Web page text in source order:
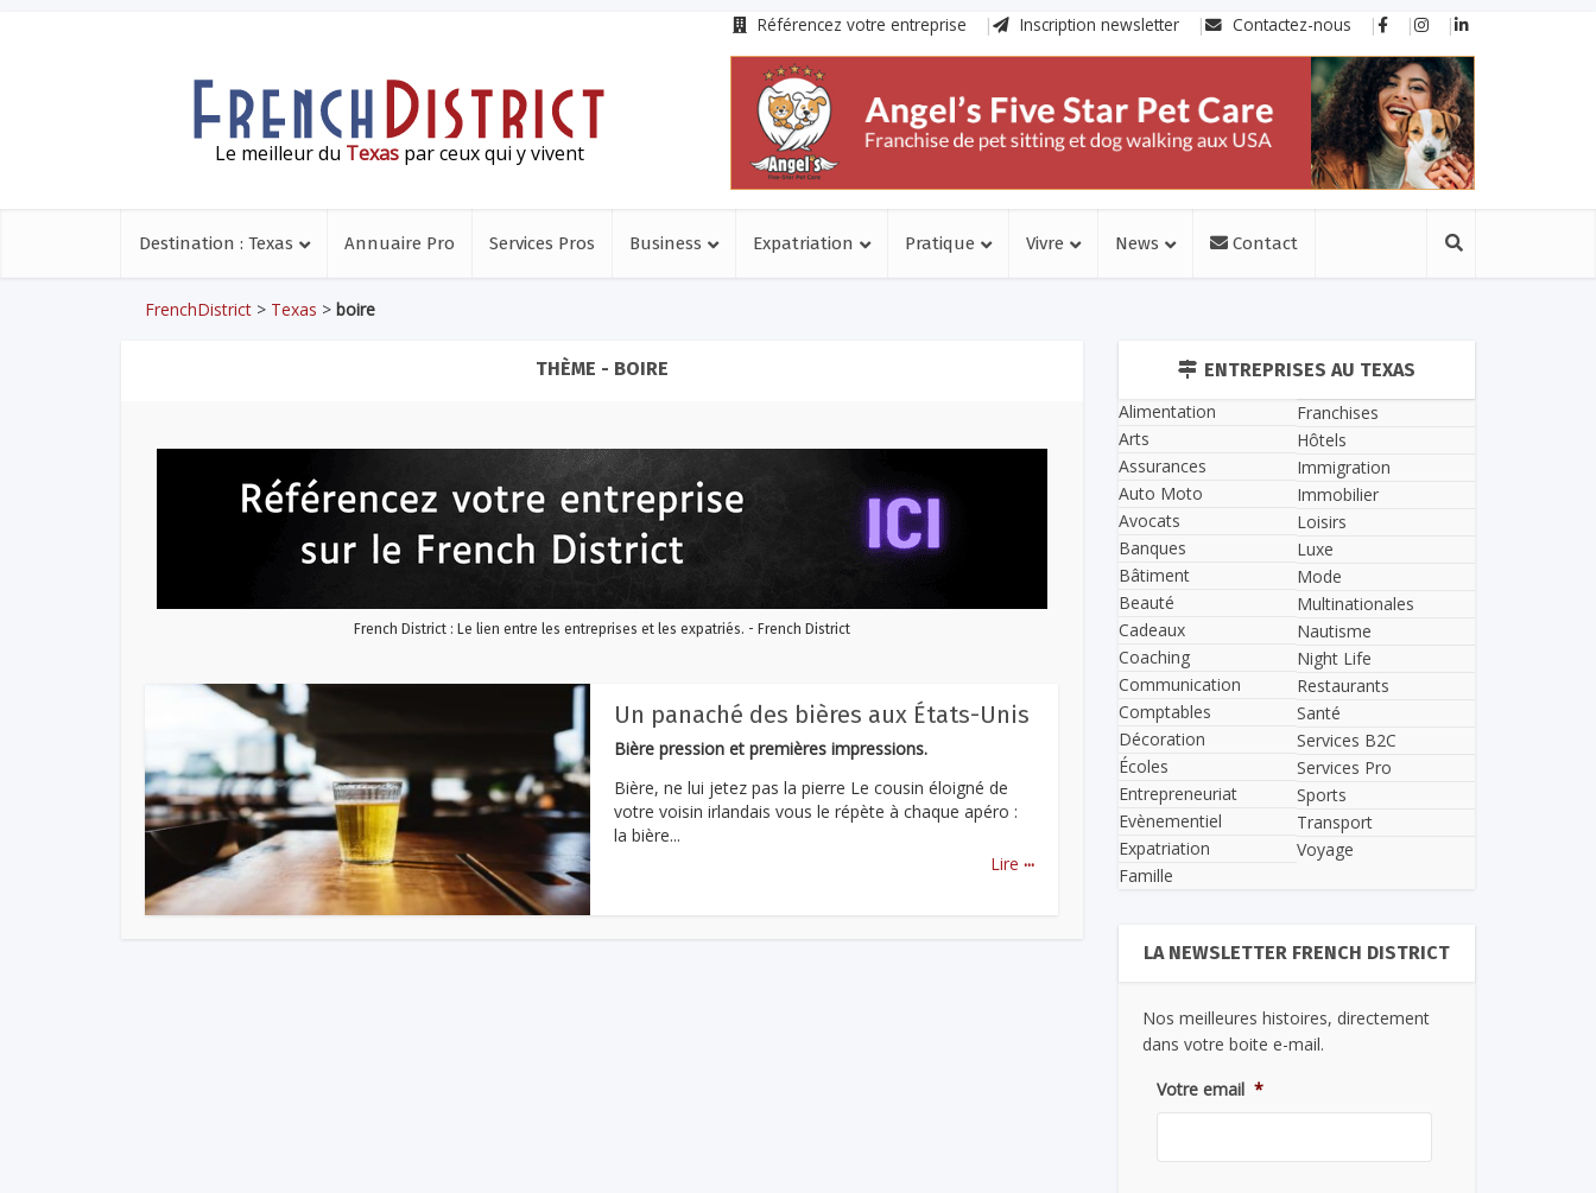
Référencez votre entreprise Inscription newsletter Contactez-nous
Le meilleur du Texaspar ceux qui y vivent
Destination : Texas Annuaire Pro Services Pros Business Expatriation Pratique Vivre News Contact
FrenchDistrict > Texas > boire
THÈME - BOIRE
French District : Le lien entre les entreprises et les expatriés. - French District
Un panaché des bières aux États-Unis
Bière pression et premières impressions.
Bière, ne lui jetez pas la pierre Le cousin éloigné de
votre voisin irlandais vous le répète à chaque apéro :
la bière...
Lire ...
ENTREPRISES AU TEXAS
Alimentation
Arts
Assurances
Auto Moto
Avocats
Banques
Bâtiment
Beauté
Cadeaux
Coaching
Communication
Comptables
Décoration
Écoles
Entrepreneuriat
Evènementiel
Expatriation
Famille
Franchises
Hôtels
Immigration
Immobilier
Loisirs
Luxe
Mode
Multinationales
Nautisme
Night Life
Restaurants
Santé
Services B2C
Services Pro
Sports
Transport
Voyage
LA NEWSLETTER FRENCH DISTRICT
Nos meilleures histoires, directement
dans votre boite e-mail.
Votre email *